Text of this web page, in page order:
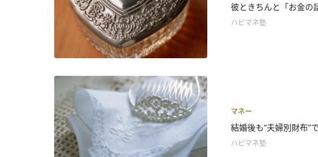
彼ときちんと「お金の
ハピマネ塾
マネー
結婚後も“夫婦別財布
ハピマネ塾